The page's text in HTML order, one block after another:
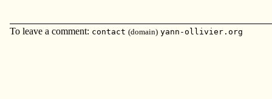
To leave a comment: contact (domain) yann-ollivier.org